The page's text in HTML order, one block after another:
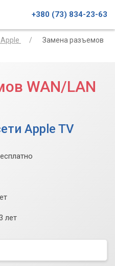
+380 (73) 834-23-63
Замена разъемов
WAN/LAN
Apple TV
лет